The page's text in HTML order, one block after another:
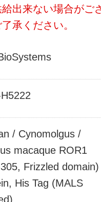
出来ない場合がご
承ください。
/ Cynomolgus /
macaque ROR1
Frizzled domain)
His Tag (MALS